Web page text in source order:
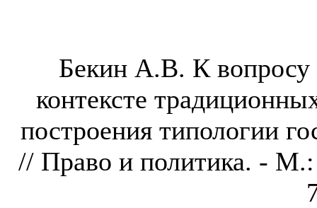
Бекин А.В. К вопросу
контексте
построения типологии
// Право и политика. -